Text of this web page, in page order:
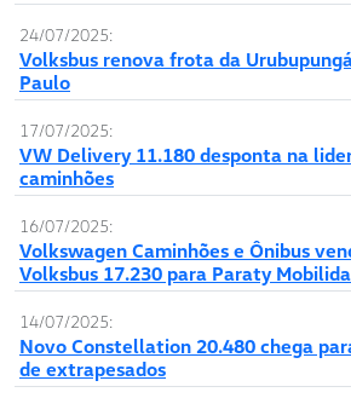
24/07/2025:
Volksbus renova frota da
Paulo
17/07/2025:
VW Delivery 11.180 desponta na
caminhões
16/07/2025:
Volkswagen Caminhões e Ônibus
Volksbus 17.230 para Paraty
14/07/2025:
Novo Constellation 20.480 chega
de extrapesados